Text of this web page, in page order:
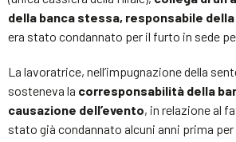
della banca stessa, responsabile
era stato condannato per il furto in sede
La lavoratrice, nell’impugnazione della
sosteneva la corresponsabilità della
causazione dell’evento, in relazione al
stato già condannato alcuni anni prima